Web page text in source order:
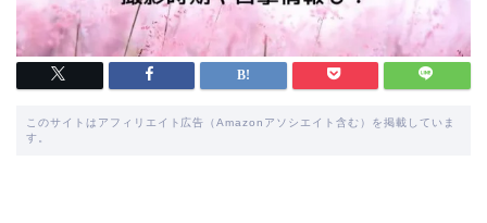
このサイトはアフィリエイト広告（Amazonアソシエイト含む）を掲載していま
す。